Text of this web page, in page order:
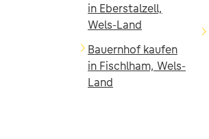
in Eberstalzell,
Wels-Land
Bauernhof kaufen
in Fischlham, Wels-
Land